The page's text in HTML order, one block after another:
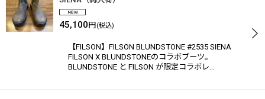
45,100 円 (税込)
【FILSON】FILSON BLUNDSTONE #2535 SIENA
FILSON X BLUNDSTONEのコラボブーツ。
BLUNDSTONE と FILSON が限定コラボレ…